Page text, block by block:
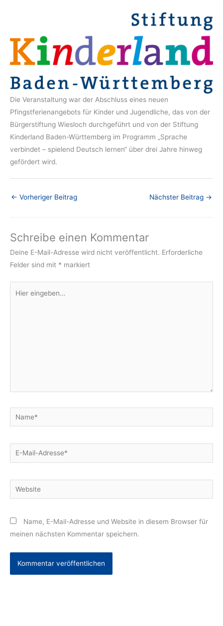
Die Veranstaltung war der Abschluss eines neuen
Pfingstferienangebots für Kinder und Jugendliche, das von der
Bürgerstiftung Wiesloch durchgeführt und von der Stiftung
Kinderland Baden-Württemberg im Programm „Sprache
verbindet – spielend Deutsch lernen“ über drei Jahre hinweg
gefördert wird.
← Vorheriger Beitrag Nächster Beitrag →
Schreibe einen Kommentar
Deine E-Mail-Adresse wird nicht veröffentlicht. Erforderliche
Felder sind mit * markiert
eingeben…
Name*
E-
Mail-
Website
Name, E-Mail-Adresse und Website in diesem Browser für
meinen nächsten Kommentar speichern.